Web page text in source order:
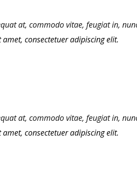
at, commodo vitae, feugiat in,
consectetuer adipiscing elit.
at, commodo vitae, feugiat in,
consectetuer adipiscing elit.